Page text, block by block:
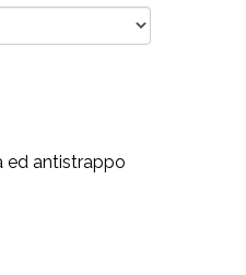
ed antistrappo